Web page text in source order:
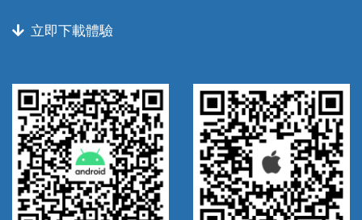
立即下載體驗